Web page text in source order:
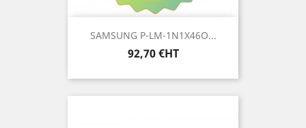
SAMSUNG P-LM-1N1X46O...
Prix
92,70 €HT